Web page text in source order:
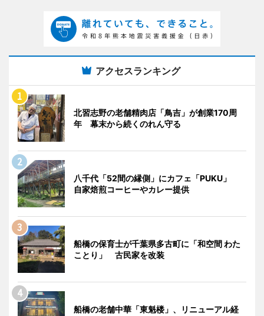
アクセスランキング
北習志野の老舗精肉店「鳥吉」が創業170周
年 幕末から続くのれん守る
八千代「52間の縁側」にカフェ「PUKU」
自家焙煎コーヒーやカレー提供
船橋の保育士が千葉県多古町に「和空間 わた
ことり」 古民家を改装
船橋の老舗中華「東魁楼」、リニューアル経